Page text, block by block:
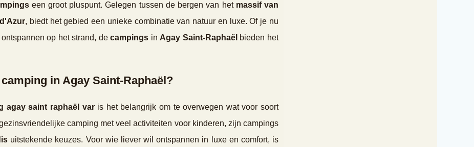
een groot pluspunt. Gelegen tussen de bergen van het massif van
, biedt het gebied een unieke combinatie van natuur en luxe. Of je nu
op het strand, decampings in Agay Saint-Raphaël bieden het
in Agay Saint-Raphaël?
agay saint raphaël varis het belangrijk om te overwegen wat voor soort
camping met veel activiteiten voor kinderen, zijn campings
uitstekende keuzes. Voor wie liever wil ontspannen in luxe en comfort, is